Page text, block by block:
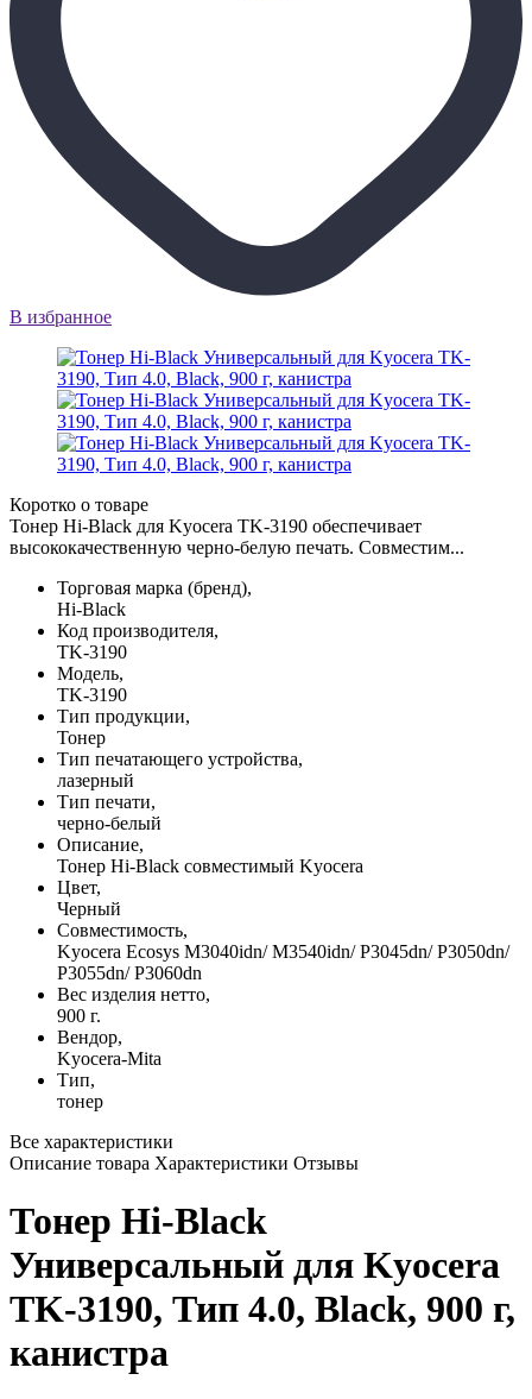
В избранное
Коротко о товаре
Тонер Hi-Black для Kyocera TK-3190 обеспечивает
высококачественную черно-белую печать. Совместим...
Торговая марка (бренд),
Hi-Black
Код производителя,
TK-3190
Модель,
TK-3190
Тип продукции,
Тонер
Тип печатающего устройства,
лазерный
Тип печати,
черно-белый
Описание,
Тонер Hi-Black совместимый Kyocera
Цвет,
Черный
Совместимость,
Kyocera Ecosys M3040idn/ M3540idn/ P3045dn/ P3050dn/
P3055dn/ P3060dn
Вес изделия нетто,
900 г.
Вендор,
Kyocera-Mita
Тип,
тонер
Все характеристики
Описание товара Характеристики Отзывы
Тонер Hi-Black
Универсальный для Kyocera
TK-3190, Тип 4.0, Black, 900 г,
канистра